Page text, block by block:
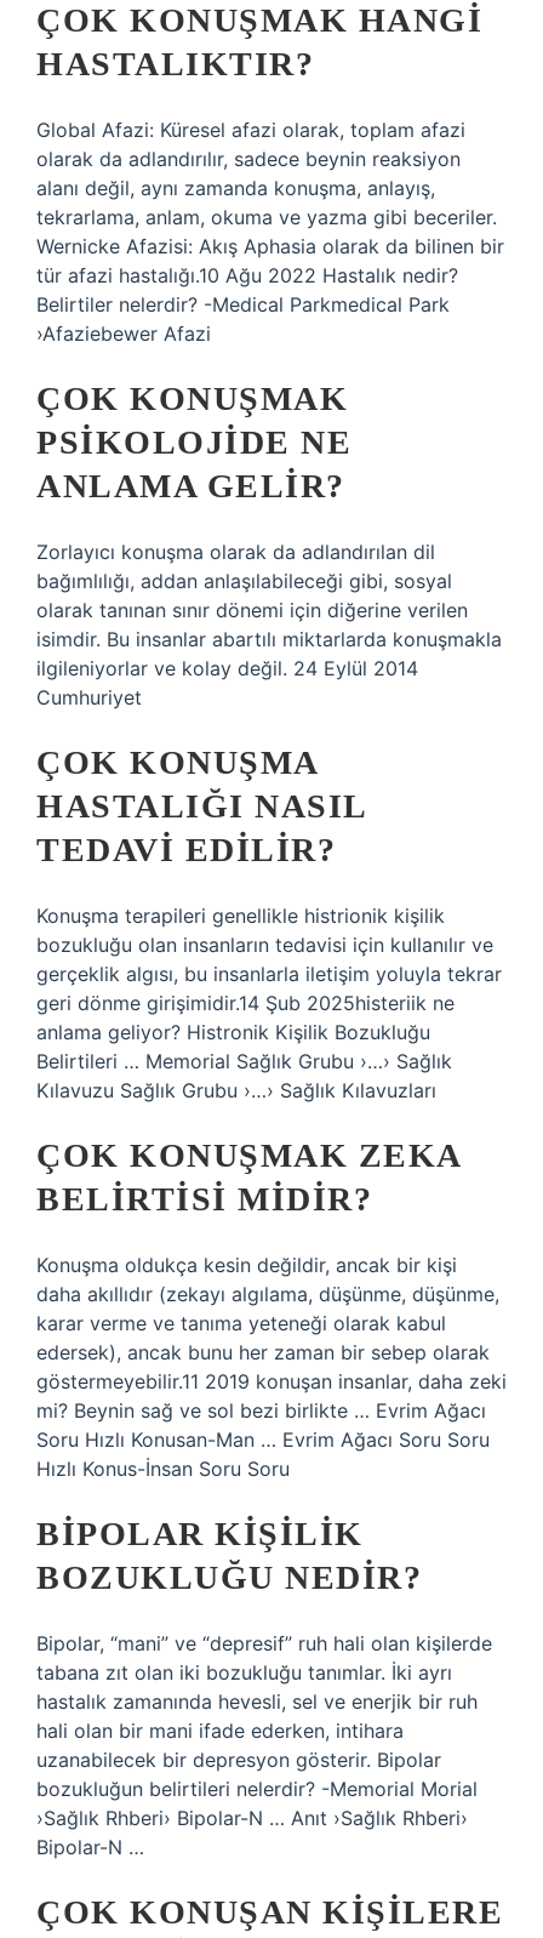
ÇOK KONUŞMAK HANGI
HASTALIKTIR?
Global Afazi: Küresel afazi olarak, toplam afazi
olarak da adlandırılır, sadece beynin reaksiyon
alanı değil, aynı zamanda konuşma, anlayış,
tekrarlama, anlam, okuma ve yazma gibi beceriler.
Wernicke Afazisi: Akış Aphasia olarak da bilinen bir
tür afazi hastalığı.10 Ağu 2022 Hastalık nedir?
Belirtiler nelerdir? -Medical Parkmedical Park
›Afaziebewer Afazi
ÇOK KONUŞMAK
PSIKOLOJIDE NE
ANLAMA GELIR?
Zorlayıcı konuşma olarak da adlandırılan dil
bağımlılığı, addan anlaşılabileceği gibi, sosyal
olarak tanınan sınır dönemi için diğerine verilen
isimdir. Bu insanlar abartılı miktarlarda konuşmakla
ilgileniyorlar ve kolay değil. 24 Eylül 2014
Cumhuriyet
ÇOK KONUŞMA
HASTALIĞI NASIL
TEDAVI EDILIR?
Konuşma terapileri genellikle histrionik kişilik
bozukluğu olan insanların tedavisi için kullanılır ve
gerçeklik algısı, bu insanlarla iletişim yoluyla tekrar
geri dönme girişimidir.14 Şub 2025histeriik ne
anlama geliyor? Histronik Kişilik Bozukluğu
Belirtileri … Memorial Sağlık Grubu ›…› Sağlık
Kılavuzu Sağlık Grubu ›…› Sağlık Kılavuzları
ÇOK KONUŞMAK ZEKA
BELIRTISI MIDIR?
Konuşma oldukça kesin değildir, ancak bir kişi
daha akıllıdır (zekayı algılama, düşünme, düşünme,
karar verme ve tanıma yeteneği olarak kabul
edersek), ancak bunu her zaman bir sebep olarak
göstermeyebilir.11 2019 konuşan insanlar, daha zeki
mi? Beynin sağ ve sol bezi birlikte … Evrim Ağacı
Soru Hızlı Konusan-Man … Evrim Ağacı Soru Soru
Hızlı Konus-İnsan Soru Soru
BIPOLAR KIŞILIK
BOZUKLUĞU NEDIR?
Bipolar, “mani” ve “depresif” ruh hali olan kişilerde
tabana zıt olan iki bozukluğu tanımlar. İki ayrı
hastalık zamanında hevesli, sel ve enerjik bir ruh
hali olan bir mani ifade ederken, intihara
uzanabilecek bir depresyon gösterir. Bipolar
bozukluğun belirtileri nelerdir? -Memorial Morial
›Sağlık Rhberi› Bipolar-N … Anıt ›Sağlık Rhberi›
Bipolar-N …
ÇOK KONUŞAN KIŞILERE